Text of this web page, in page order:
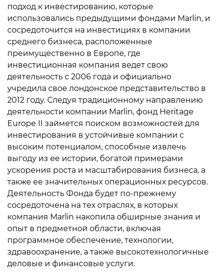
подход к инвестированию, которые
использовались предыдущими фондами Marlin, и
сосредоточится на инвестициях в компании
среднего бизнеса, расположенные
преимущественно в Европе, где
инвестиционная компания ведет свою
деятельность с 2006 года и официально
учредила свое лондонское представительство в
2012 году. Следуя традиционному направлению
деятельности компании Marlin, фонд Heritage
Europe II займется поиском возможностей для
инвестирования в устойчивые компании с
высоким потенциалом, способные извлечь
выгоду из ее истории, богатой примерами
ускорения роста и масштабирования бизнеса, а
также ее значительных операционных ресурсов.
Деятельность Фонда будет по-прежнему
сосредоточена на тех отраслях, в которых
компания Marlin накопила обширные знания и
опыт в предметной области, включая
программное обеспечение, технологии,
здравоохранение, а также высокотехнологичные
деловые и финансовые услуги.